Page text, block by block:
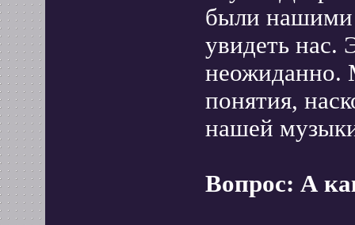
были нашими
увидеть нас.
неожиданно.
понятия,
нашей
Вопрос: А